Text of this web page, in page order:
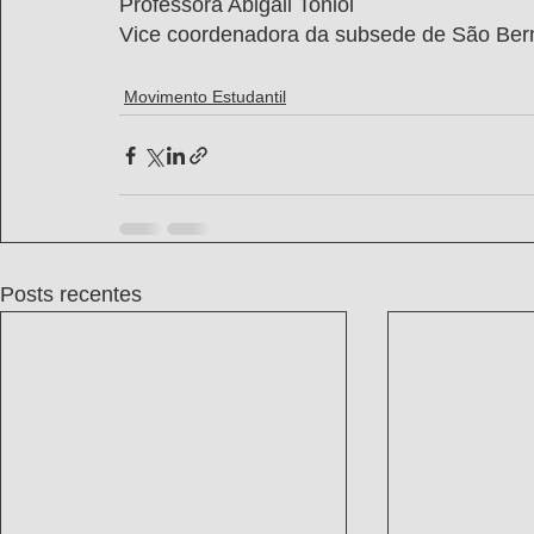
Professora Abigail Toniol
Vice coordenadora da subsede de São
Movimento Estudantil
Posts recentes